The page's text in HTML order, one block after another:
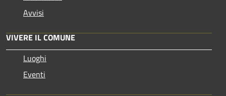
Avvisi
VIVERE IL COMUNE
Luoghi
Eventi